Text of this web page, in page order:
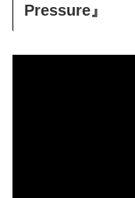
Pressure』